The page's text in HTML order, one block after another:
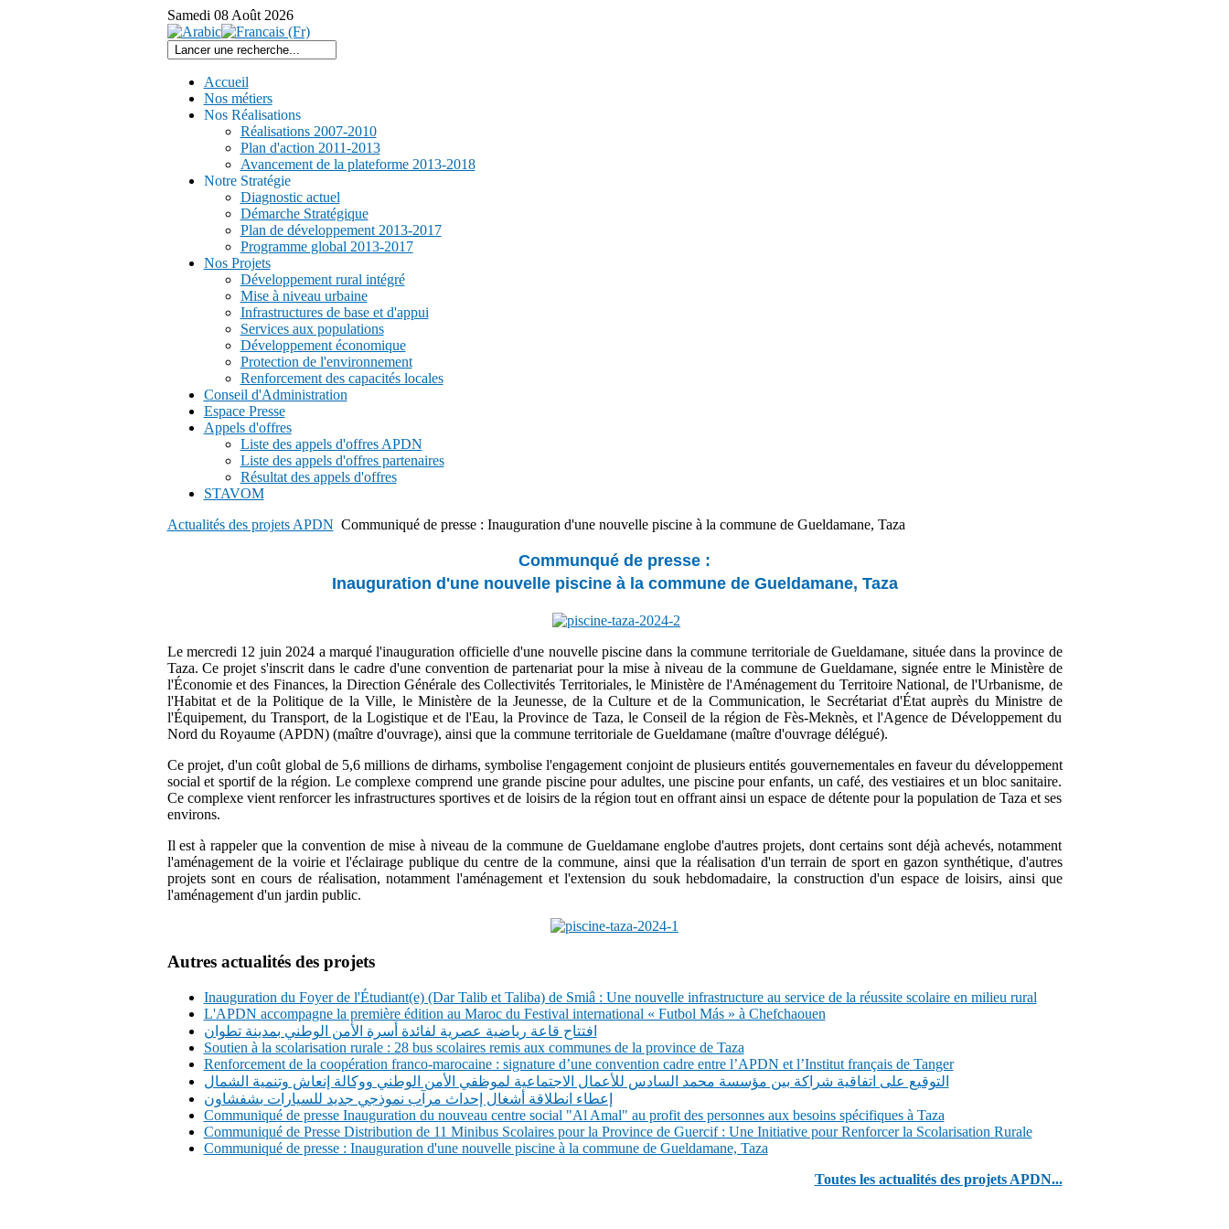
Samedi 08 Août 2026
Accueil
Nos métiers
Nos Réalisations
Réalisations 2007-2010
Plan d'action 2011-2013
Avancement de la plateforme 2013-2018
Notre Stratégie
Diagnostic actuel
Démarche Stratégique
Plan de développement 2013-2017
Programme global 2013-2017
Nos Projets
Développement rural intégré
Mise à niveau urbaine
Infrastructures de base et d'appui
Services aux populations
Développement économique
Protection de l'environnement
Renforcement des capacités locales
Conseil d'Administration
Espace Presse
Appels d'offres
Liste des appels d'offres APDN
Liste des appels d'offres partenaires
Résultat des appels d'offres
STAVOM
Actualités des projets APDN Communiqué de presse : Inauguration d'une nouvelle piscine à la commune de Gueldamane, Taza
Communqué de presse :
Inauguration d'une nouvelle piscine à la commune de Gueldamane, Taza
Le mercredi 12 juin 2024 a marqué l'inauguration officielle d'une nouvelle piscine dans la commune territoriale de Gueldamane, située dans la province de
Taza. Ce projet s'inscrit dans le cadre d'une convention de partenariat pour la mise à niveau de la commune de Gueldamane, signée entre le Ministère de
l'Économie et des Finances, la Direction Générale des Collectivités Territoriales, le Ministère de l'Aménagement du Territoire National, de l'Urbanisme, de
l'Habitat et de la Politique de la Ville, le Ministère de la Jeunesse, de la Culture et de la Communication, le Secrétariat d'État auprès du Ministre de
l'Équipement, du Transport, de la Logistique et de l'Eau, la Province de Taza, le Conseil de la région de Fès-Meknès, et l'Agence de Développement du
Nord du Royaume (APDN) (maître d'ouvrage), ainsi que la commune territoriale de Gueldamane (maître d'ouvrage délégué).
Ce projet, d'un coût global de 5,6 millions de dirhams, symbolise l'engagement conjoint de plusieurs entités gouvernementales en faveur du développement
social et sportif de la région. Le complexe comprend une grande piscine pour adultes, une piscine pour enfants, un café, des vestiaires et un bloc sanitaire.
Ce complexe vient renforcer les infrastructures sportives et de loisirs de la région tout en offrant ainsi un espace de détente pour la population de Taza et ses
environs.
Il est à rappeler que la convention de mise à niveau de la commune de Gueldamane englobe d'autres projets, dont certains sont déjà achevés, notamment
l'aménagement de la voirie et l'éclairage publique du centre de la commune, ainsi que la réalisation d'un terrain de sport en gazon synthétique, d'autres
projets sont en cours de réalisation, notamment l'aménagement et l'extension du souk hebdomadaire, la construction d'un espace de loisirs, ainsi que
l'aménagement d'un jardin public.
Autres actualités des projets
Inauguration du Foyer de l'Étudiant(e) (Dar Talib et Taliba) de Smiâ : Une nouvelle infrastructure au service de la réussite scolaire en milieu rural
L'APDN accompagne la première édition au Maroc du Festival international « Futbol Más » à Chefchaouen
افتتاح قاعة رياضية عصرية لفائدة أسرة الأمن الوطني بمدينة تطوان
Soutien à la scolarisation rurale : 28 bus scolaires remis aux communes de la province de Taza
Renforcement de la coopération franco-marocaine : signature d’une convention cadre entre l’APDN et l’Institut français de Tanger
التوقيع على اتفاقية شراكة بين مؤسسة محمد السادس للأعمال الاجتماعية لموظفي الأمن الوطني ووكالة إنعاش وتنمية الشمال
إعطاء انطلاقة أشغال إحداث مرآب نموذجي جديد للسيارات بشفشاون
Communiqué de presse Inauguration du nouveau centre social "Al Amal" au profit des personnes aux besoins spécifiques à Taza
Communiqué de Presse Distribution de 11 Minibus Scolaires pour la Province de Guercif : Une Initiative pour Renforcer la Scolarisation Rurale
Communiqué de presse : Inauguration d'une nouvelle piscine à la commune de Gueldamane, Taza
Toutes les actualités des projets APDN...